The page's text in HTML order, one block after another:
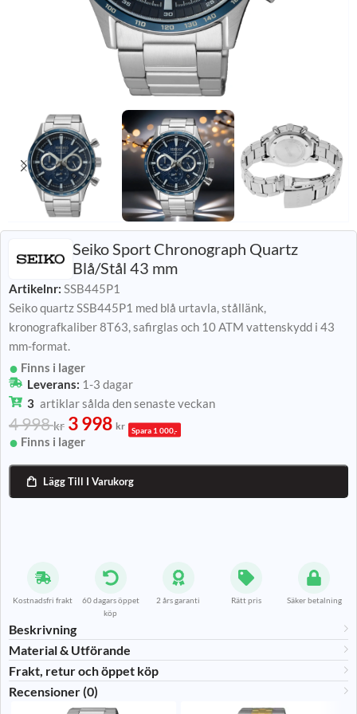
Seiko Sport Chronograph Quartz
Blå/Stål 43 mm
Artikelnr: SSB445P1
Seiko quartz SSB445P1 med blå urtavla, stållänk,
kronografkaliber 8T63, safirglas och 10 ATM vattenskydd i 43
mm-format.
Finns i lager
Leverans: 1-3 dagar
3 artiklar sålda den senaste veckan
4 998kr 3 998 kr Spara 1 000,-
Finns i lager
 Lägg Till I Varukorg
Kostnadsfri frakt
60 dagars öppet
köp
2 års garanti Rätt pris Säker betalning
Beskrivning
Material & Utförande​
Frakt, retur och öppet köp
Recensioner (0)